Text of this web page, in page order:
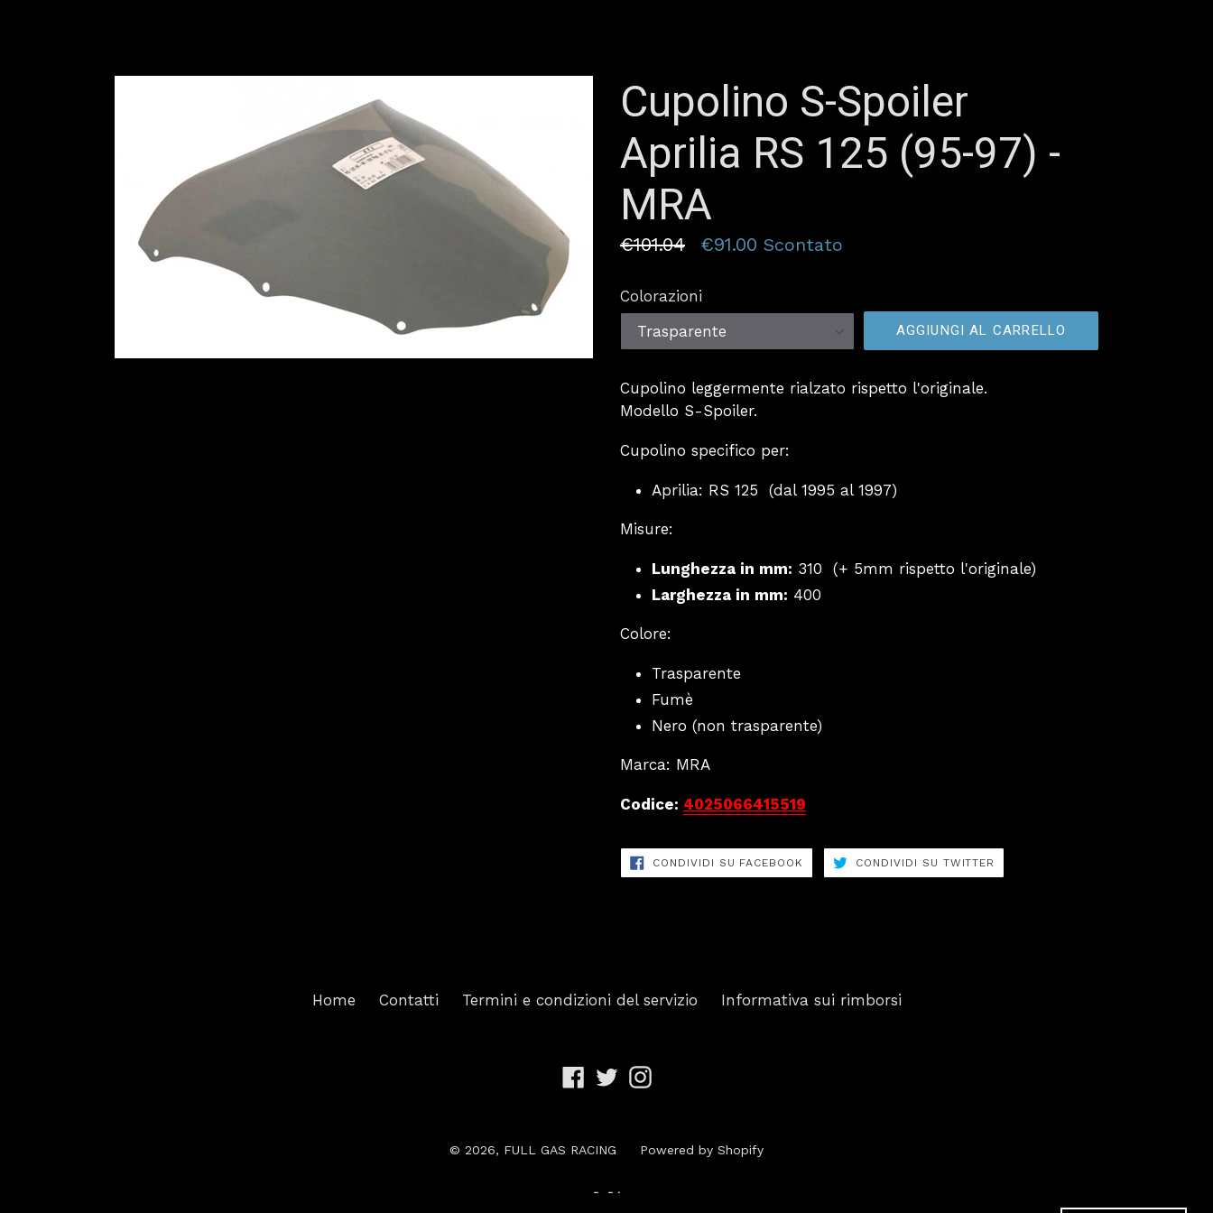
Cupolino S-Spoiler
Aprilia RS 125 (95-97) -
MRA
Prezzo
€101.04 €91.00 Scontato
Colorazioni
AGGIUNGI AL CARRELLO
Cupolino leggermente rialzato rispetto l'originale.
Modello S-Spoiler.
Cupolino specifico per:
Aprilia: RS 125 (dal 1995 al 1997)
Misure:
Lunghezza in mm: 310
(+ 5mm rispetto l'originale)
Larghezza in mm: 400
Colore:
Trasparente
Fumè
Nero (non trasparente)
Marca: MRA
Codice: 4025066415519
CONDIVIDI SU FACEBOOK CONDIVIDICONDIVIDI SU TWITTER
Home Contatti Termini e condizioni del servizio Informativa sui rimborsi
Facebook
TwitterInstagram
© 2026, FULL GAS RACING Powered by Shopify